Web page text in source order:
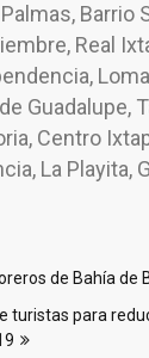
Barrio
Real
Guadalupe,
Centro
La Playita,
de Bahía de
turistas para